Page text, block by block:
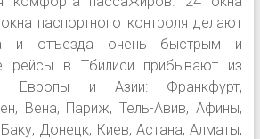
паспортного контроля делают
и отъезда очень быстрым и
рейсы в Тбилиси прибывают из
Европы и Азии: Франкфурт,
Вена, Париж, Тель-Авив, Афины,
Донецк, Киев, Астана, Алматы,